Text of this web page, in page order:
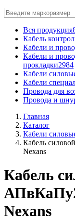
Вся продукция
Кабель
Кабели и
Кабели и
прокладки2984
Кабели
Кабели
Провода для
Провода и
Главная
Каталог
Кабели
Кабель
Nexans
Кабель
Nexans